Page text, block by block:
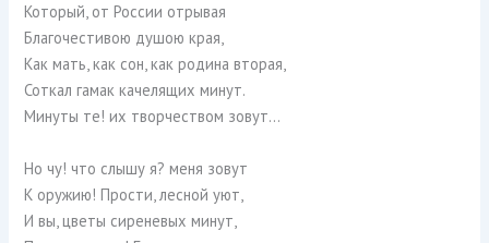
Который, от России отрывая
Благочестивою душою края,
Как мать, как сон, как родина вторая,
Соткал гамак качелящих минут.
Минуты те! их творчеством зовут…
Но чу! что слышу я? меня зовут
К оружию! Прости, лесной уют,
И вы, цветы сиреневых минут,